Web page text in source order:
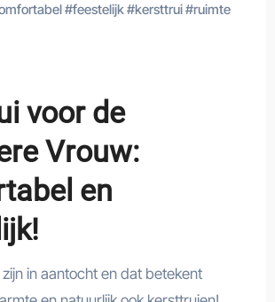
#feestelijk#kersttrui#ruimte
voor de
Vrouw:
en
in aantocht en dat betekent